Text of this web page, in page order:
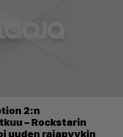
2:n
– Rockstarin
uuden rajapyykin